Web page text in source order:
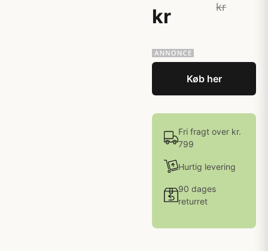
kr
kr
Køb her
Fri fragt over kr.
799
Hurtig levering
90 dages
returret